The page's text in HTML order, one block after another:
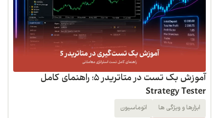
آموزش بک تست در متاتریدر 5؛ راهنمای کامل
Strategy Tester
ابزارها و ویژگی ها اتوماسیون